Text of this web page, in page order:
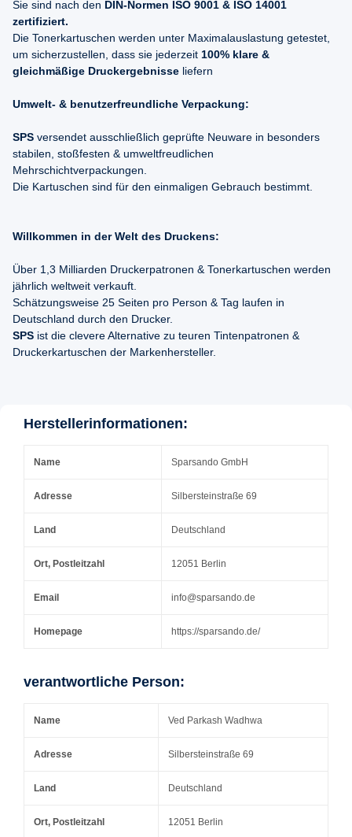
Sie sind nach den DIN-Normen ISO 9001 & ISO 14001
zertifiziert.
Die Tonerkartuschen werden unter Maximalauslastung getestet,
um sicherzustellen, dass sie jederzeit 100% klare &
gleichmäßige Druckergebnisse liefern
Umwelt- & benutzerfreundliche Verpackung:
SPS versendet ausschließlich geprüfte Neuware in besonders
stabilen, stoßfesten & umweltfreudlichen
Mehrschichtverpackungen.
Die Kartuschen sind für den einmaligen Gebrauch bestimmt.
Willkommen in der Welt des Druckens:
Über 1,3 Milliarden Druckerpatronen & Tonerkartuschen werden
jährlich weltweit verkauft.
Schätzungsweise 25 Seiten pro Person & Tag laufen in
Deutschland durch den Drucker.
SPS ist die clevere Alternative zu teuren Tintenpatronen &
Druckerkartuschen der Markenhersteller.
Herstellerinformationen:
Name Sparsando GmbH
Adresse Silbersteinstraße 69
Land Deutschland
Ort, Postleitzahl 12051 Berlin
Email info@sparsando.de
Homepage https://sparsando.de/
verantwortliche Person:
Name Ved Parkash Wadhwa
Adresse Silbersteinstraße 69
Land Deutschland
Ort, Postleitzahl 12051 Berlin